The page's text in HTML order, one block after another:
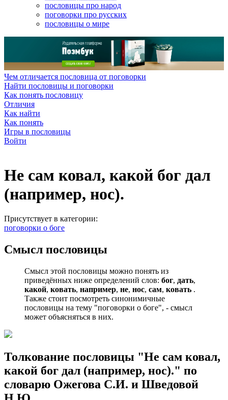
пословицы про народ
поговорки про русских
пословицы о мире
Чем отличается пословица от поговорки
Найти пословицы и поговорки
Как понять пословицу
Отличия
Как найти
Как понять
Игры в пословицы
Войти
Не сам ковал, какой бог дал
(например, нос).
Присутствует в категории:
поговорки о боге
Смысл пословицы
Смысл этой пословицы можно понять из
приведённых ниже определений слов: бог, дать,
какой, ковать, например, не, нос, сам, ковать .
Также стоит посмотреть синонимичные
пословицы на тему "поговорки о боге", - смысл
может объясняться в них.
Толкование пословицы "Не сам ковал,
какой бог дал (например, нос)." по
словарю Ожегова С.И. и Шведовой